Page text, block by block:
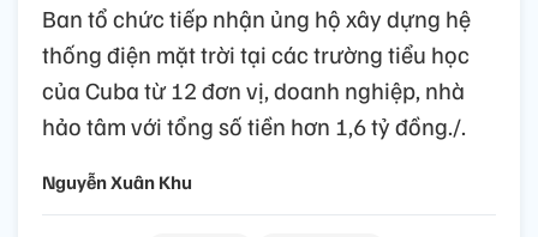
Ban tổ chức tiếp nhận ủng hộ xây dựng hệ
thống điện mặt trời tại các trường tiểu học
của Cuba từ 12 đơn vị, doanh nghiệp, nhà
hảo tâm với tổng số tiền hơn 1,6 tỷ đồng./.
Nguyễn Xuân Khu